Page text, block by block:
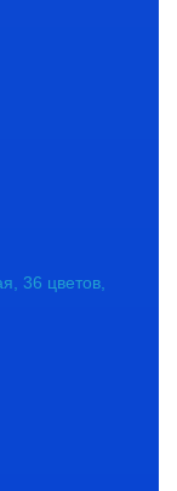
36 цветов,